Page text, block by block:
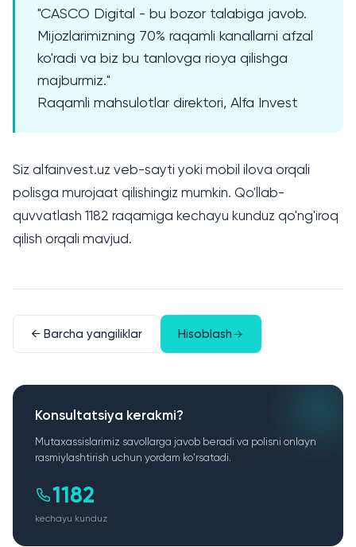
"CASCO Digital - bu bozor talabiga javob.
Mijozlarimizning 70% raqamli kanallarni afzal
ko'radi va biz bu tanlovga rioya qilishga
majburmiz."
Raqamli mahsulotlar direktori, Alfa Invest
Siz alfainvest.uz veb-sayti yoki mobil ilova orqali
polisga murojaat qilishingiz mumkin. Qo'llab-
quvvatlash 1182 raqamiga kechayu kunduz qo'ng'iroq
qilish orqali mavjud.
← Barcha yangiliklar Hisoblash
Konsultatsiya kerakmi?
Mutaxassislarimiz savollarga javob beradi va polisni onlayn
rasmiylashtirish uchun yordam ko'rsatadi.
1182
kechayu kunduz